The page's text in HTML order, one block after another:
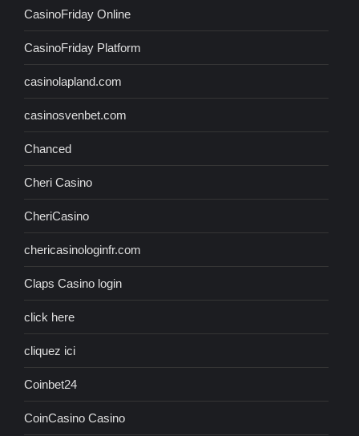
CasinoFriday Online
CasinoFriday Platform
casinolapland.com
casinosvenbet.com
Chanced
Cheri Casino
CheriCasino
chericasinologinfr.com
Claps Casino login
click here
cliquez ici
Coinbet24
CoinCasino Casino